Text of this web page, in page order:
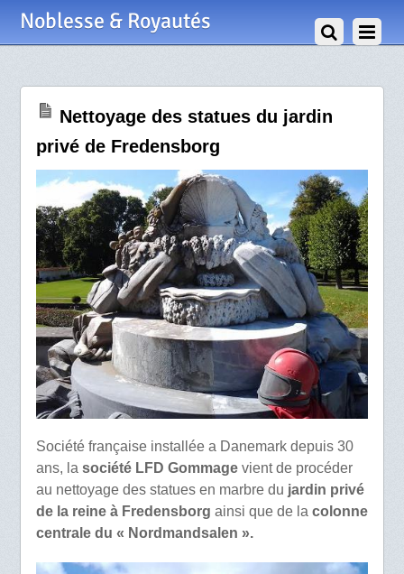
Noblesse & Royautés
Nettoyage des statues du jardin
privé de Fredensborg
Société française installée a Danemark depuis 30
ans, la société LFD Gommagevient de procéder
au nettoyage des statues en marbre du jardin privé
de la reine à Fredensborg ainsi que de la colonne
centrale du « Nordmandsalen ».